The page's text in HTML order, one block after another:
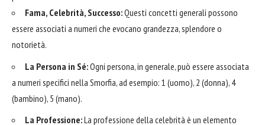
Fama, Celebrità, Successo:Questi concetti generali possono
essere associati a numeri che evocano grandezza, splendore o
notorietà.
La Persona in Sé:Ogni persona, in generale, può essere associata
a numeri specifici nella Smorfia, ad esempio: 1 (uomo), 2 (donna), 4
(bambino), 5 (mano).
La Professione:La professione della celebrità è un elemento